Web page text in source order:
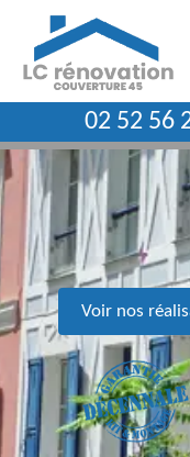
02 52 56
Voir nos